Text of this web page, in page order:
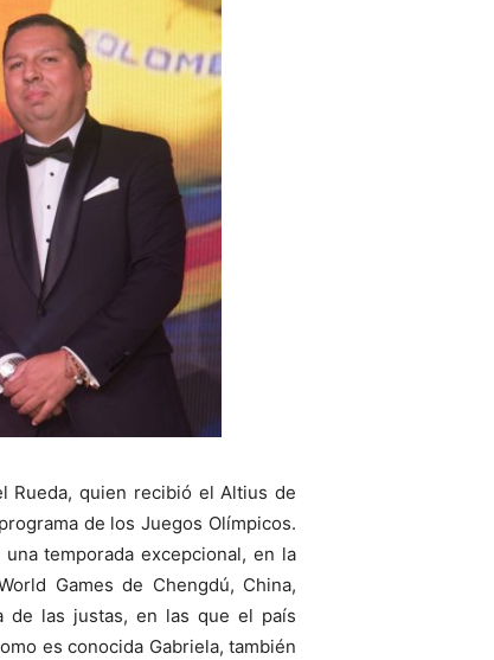
Rueda, quien recibió el Altius de
de los Juegos Olímpicos.
temporada excepcional, en la
Games de Chengdú, China,
de las justas, en las que el país
es conocida Gabriela, también